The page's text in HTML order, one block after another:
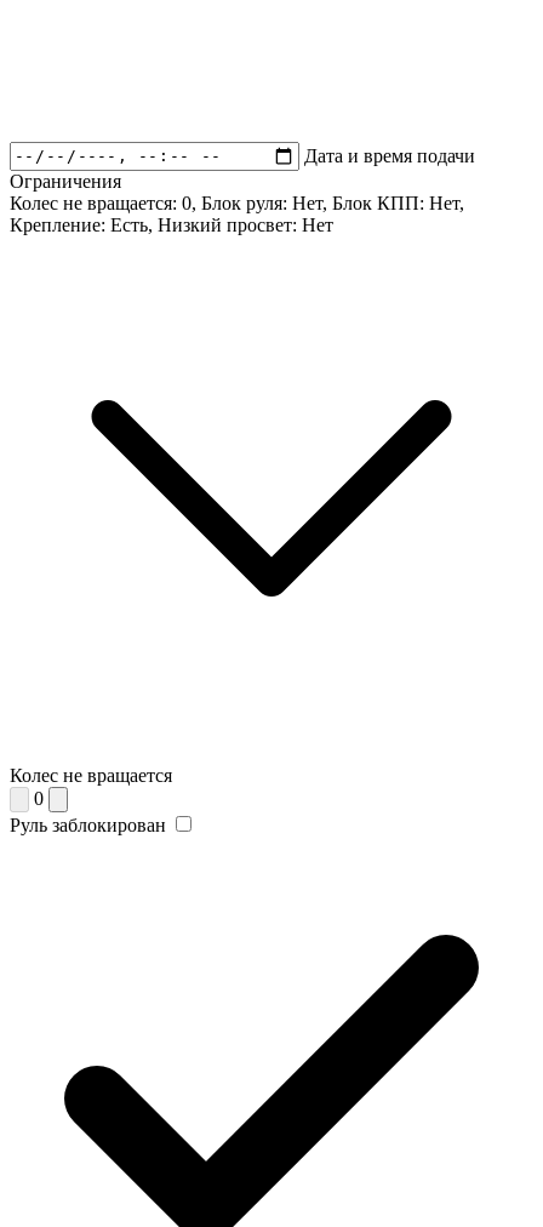
Дата и время подачи
Ограничения
Колес не вращается: 0, Блок руля: Нет, Блок КПП: Нет,
Крепление: Есть, Низкий просвет: Нет
Колес не вращается
0
Руль заблокирован